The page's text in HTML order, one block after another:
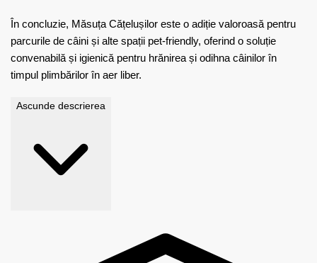
În concluzie, Măsuța Cățelușilor este o adiție valoroasă pentru
parcurile de câini și alte spații pet-friendly, oferind o soluție
convenabilă și igienică pentru hrănirea și odihna câinilor în
timpul plimbărilor în aer liber.
Ascunde descrierea